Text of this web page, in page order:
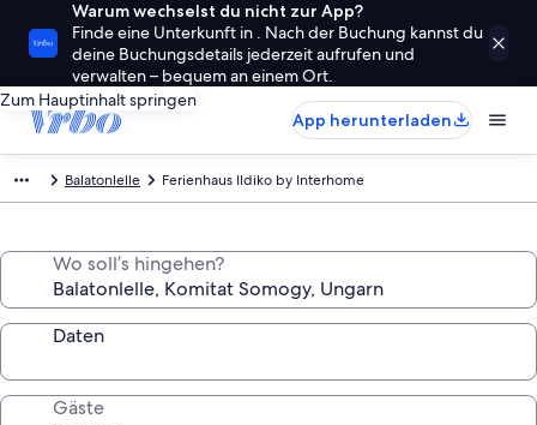
Warum wechselst du nicht zur App?
Finde eine Unterkunft in . Nach der Buchung kannst du
deine Buchungsdetails jederzeit aufrufen und
verwalten – bequem an einem Ort.
Zum Hauptinhalt springen
App herunterladen
Balatonlelle Ferienhaus Ildiko by Interhome
Wo soll’s hingehen?
Daten
Gäste